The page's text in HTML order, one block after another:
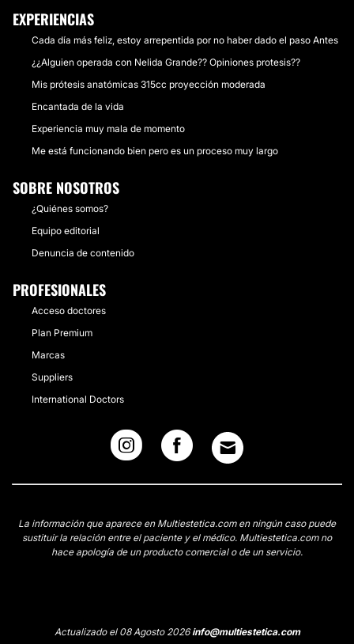
EXPERIENCIAS
Cada día más feliz, estoy arrepentida por no haber dado el paso Antes
¿¿Alguien operada con Nelida Grande?? Opiniones protesis??
Mis prótesis anatómicas 315cc proyección moderada
Encantada de la vida
Experiencia muy mala de momento
Me está funcionando bien pero es un proceso muy largo
SOBRE NOSOTROS
¿Quiénes somos?
Equipo editorial
Denuncia de contenido
PROFESIONALES
Acceso doctores
Plan Premium
Marcas
Suppliers
International Doctors
La información que aparece en Multiestetica.com en ningún caso puede
sustituir la relación entre el paciente y el médico. Multiestetica.com no
hace apología de un producto comercial o de un servicio.
Actualizado el 08 Agosto 2026info@multiestetica.com